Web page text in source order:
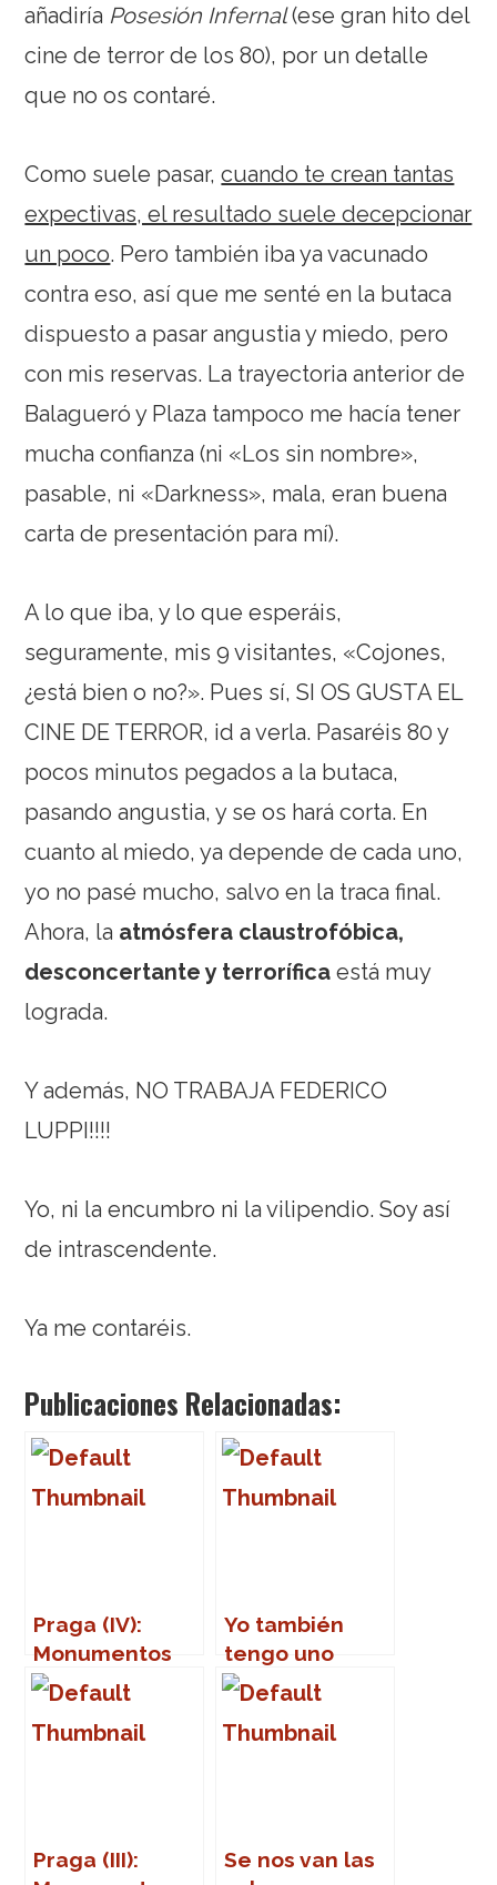
añadiría Posesión Infernal(ese gran hito del
cine de terror de los 80), por un detalle
que no os contaré.
Como suele pasar,cuando te crean tantas
expectivas, el resultado suele decepcionar
un poco. Pero también iba ya vacunado
contra eso, así que me senté en la butaca
dispuesto a pasar angustia y miedo, pero
con mis reservas. La trayectoria anterior de
Balagueró y Plaza tampoco me hacía tener
mucha confianza (ni «Los sin nombre»,
pasable, ni «Darkness», mala, eran buena
carta de presentación para mí).
A lo que iba, y lo que esperáis,
seguramente, mis 9 visitantes, «Cojones,
¿está bien o no?». Pues sí, SI OS GUSTA EL
CINE DE TERROR, id a verla. Pasaréis 80 y
pocos minutos pegados a la butaca,
pasando angustia, y se os hará corta. En
cuanto al miedo, ya depende de cada uno,
yo no pasé mucho, salvo en la traca final.
Ahora, la atmósfera claustrofóbica,
desconcertante y terrorífica está muy
lograda.
Y además, NO TRABAJA FEDERICO
LUPPI!!!!
Yo, ni la encumbro ni la vilipendio. Soy así
de intrascendente.
Ya me contaréis.
Publicaciones Relacionadas:
Praga (IV):
Monumentos
(Part Two)
Yo también
tengo uno
Praga (III):
Se nos van las